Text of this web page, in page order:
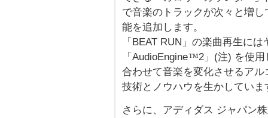
で音楽のトラックが次々と増
能を追加します。
「BEAT RUN」の楽曲再生に
「AudioEngine™2」(注) を使
合わせて音楽を変化させるア
技術とノウハウを生かしていま
さらに、アディダス ジャパン